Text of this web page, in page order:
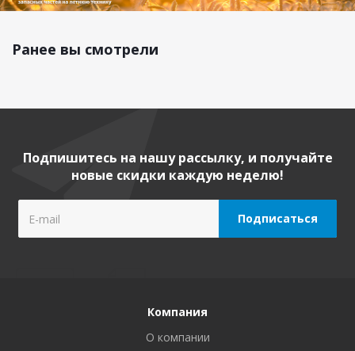
Ранее вы смотрели
Подпишитесь на нашу рассылку, и получайте
новые скидки каждую неделю!
Компания
О компании